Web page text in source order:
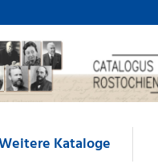
Kataloge